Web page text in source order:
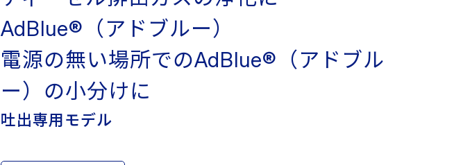
AdBlue®（アドブルー）
電源の無い場所でのAdBlue®（アドブル
ー）の小分けに
吐出専用モデル